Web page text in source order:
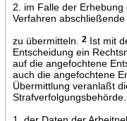
2. im Falle der
Verfahren
zu übermitteln.
2Ist mit
Entscheidung ein
auf die angefochtene
auch die angefochtene
Übermittlung veranlaßt
Strafverfolgungsbehörde.